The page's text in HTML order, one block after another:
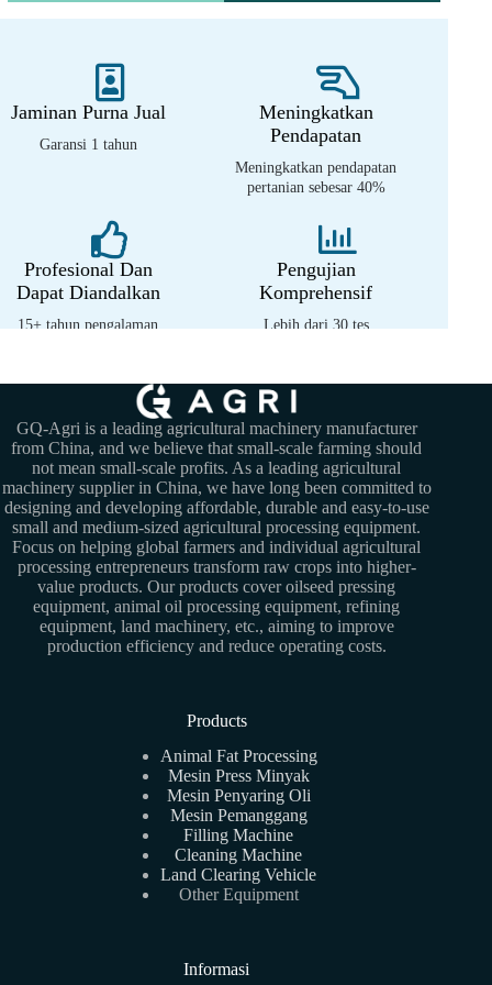
Jaminan Purna Jual
Garansi 1 tahun
Meningkatkan
Pendapatan
Meningkatkan pendapatan
pertanian sebesar 40%
Profesional Dan
Dapat Diandalkan
15+ tahun pengalaman
Pengujian
Komprehensif
Lebih dari 30 tes
GQ-Agri is a leading agricultural machinery manufacturer
from China, and we believe that small-scale farming should
not mean small-scale profits. As a leading agricultural
machinery supplier in China, we have long been committed to
designing and developing affordable, durable and easy-to-use
small and medium-sized agricultural processing equipment.
Focus on helping global farmers and individual agricultural
processing entrepreneurs transform raw crops into higher-
value products. Our products cover oilseed pressing
equipment, animal oil processing equipment, refining
equipment, land machinery, etc., aiming to improve
production efficiency and reduce operating costs.
Products
Animal Fat Processing
Mesin Press Minyak
Mesin Penyaring Oli
Mesin Pemanggang
Filling Machine
Cleaning Machine
Land Clearing Vehicle
Other Equipment
Informasi